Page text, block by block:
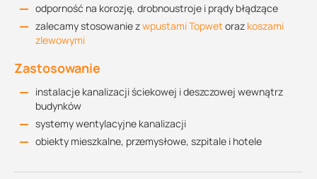
odporność na korozję, drobnoustroje i prądy błądzące
zalecamy stosowanie zwpustami Topwet oraz koszami
zlewowymi
Zastosowanie
instalacje kanalizacji ściekowej i deszczowej wewnątrz
budynków
systemy wentylacyjne kanalizacji
obiekty mieszkalne, przemysłowe, szpitale i hotele